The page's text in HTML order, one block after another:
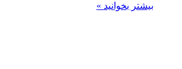
بیشتر بخوانید »